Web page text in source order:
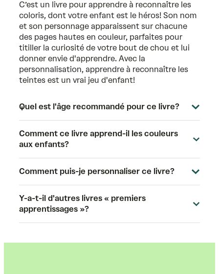
C’est un livre pour apprendre à reconnaître les
coloris, dont votre enfant est le héros! Son nom
et son personnage apparaissent sur chacune
des pages hautes en couleur, parfaites pour
titiller la curiosité de votre bout de chou et lui
donner envie d'apprendre. Avec la
personnalisation, apprendre à reconnaître les
teintes est un vrai jeu d'enfant!
Quel est l'âge recommandé pour ce livre?
Comment ce livre apprend-il les couleurs
aux enfants?
Comment puis-je personnaliser ce livre?
Y-a-t-il d'autres livres « premiers
apprentissages »?